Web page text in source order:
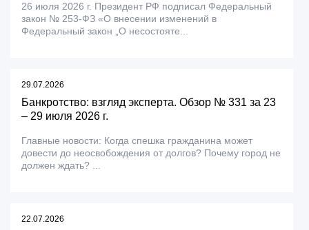
26 июля 2026 г. Президент РФ подписал Федеральный
закон № 253-ФЗ «О внесении изменений в
Федеральный закон „О несостояте...
29.07.2026
Банкротство: взгляд эксперта. Обзор № 331 за 23
– 29 июля 2026 г.
Главные новости: Когда спешка гражданина может
довести до неосвобождения от долгов? Почему город не
должен ждать? ...
22.07.2026